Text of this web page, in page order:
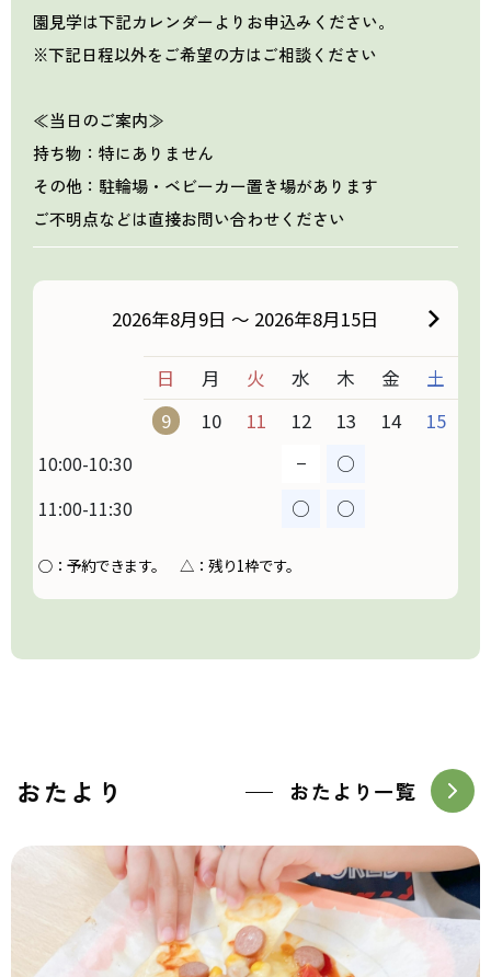
園見学は下記カレンダーよりお申込みください。
※下記日程以外をご希望の方はご相談ください
≪当日のご案内≫
持ち物：特にありません
その他：駐輪場・ベビーカー置き場があります
ご不明点などは直接お問い合わせください
おたより おたより一覧